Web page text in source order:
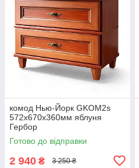
комод Нью-Йорк GKOM2s
572х670х360мм яблуня
Гербор
Готово до відправки
2 940 ₴ 3 250 ₴